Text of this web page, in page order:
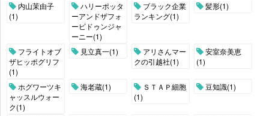
内山茉由子
(1)
ハリーポッタ
ーアンドザフォ
ービドゥンジャ
ーニー(1)
ブラック企業
ランキング(1)
髪形(1)
フライトオブ
ザヒッポグリフ
(1)
見立真一(1)
アリさんマー
クの引越社(1)
安室奈美恵
(1)
ホグワーツキ
ャッスルウォー
ク(1)
海老蔵(1)
ＳＴＡＰ細胞
(1)
豆知識(1)